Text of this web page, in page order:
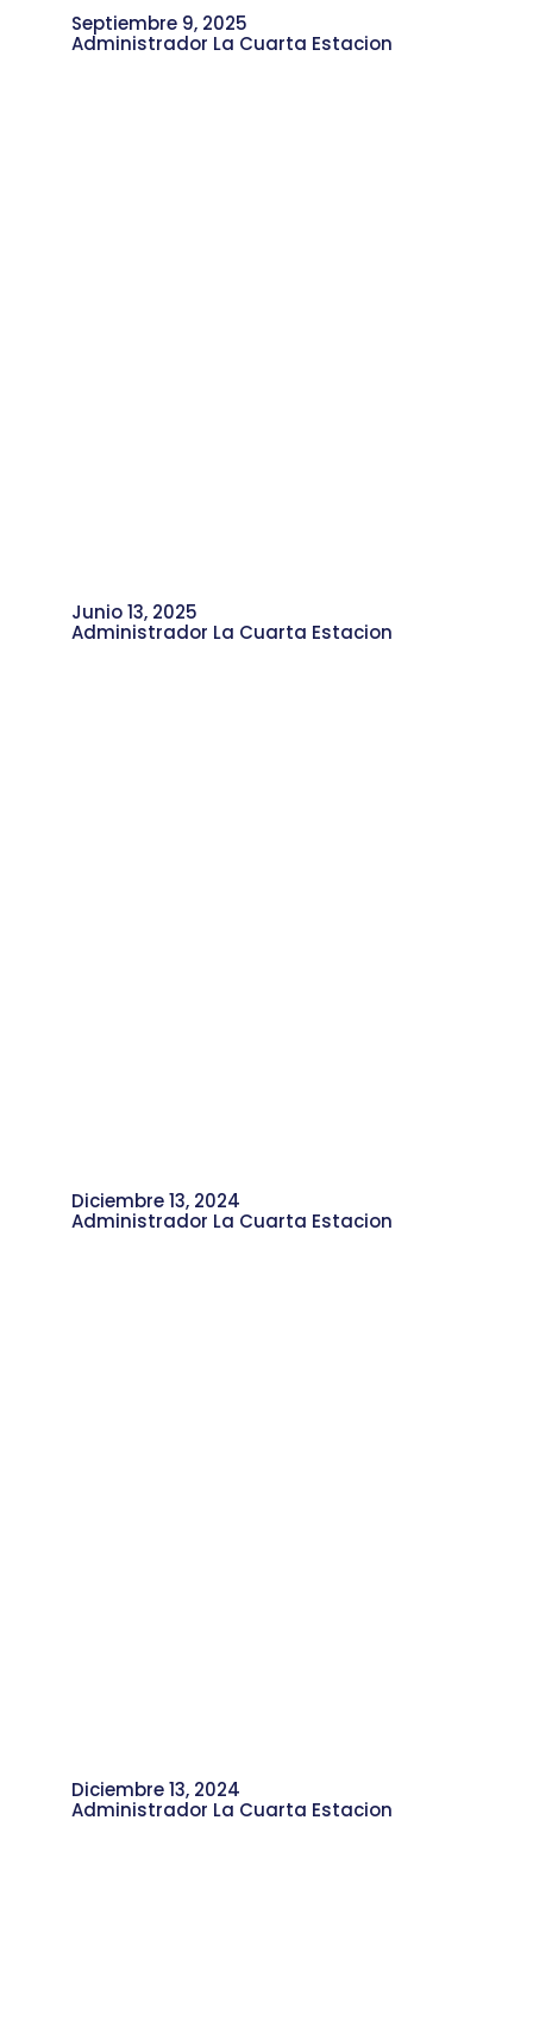
Septiembre 9, 2025
Administrador La Cuarta Estacion
Junio 13, 2025
Administrador La Cuarta Estacion
Diciembre 13, 2024
Administrador La Cuarta Estacion
Diciembre 13, 2024
Administrador La Cuarta Estacion